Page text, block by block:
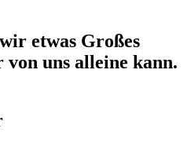
etwas Großes
von uns alleine kann.